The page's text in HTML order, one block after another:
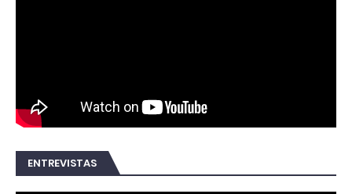
ENTREVISTAS